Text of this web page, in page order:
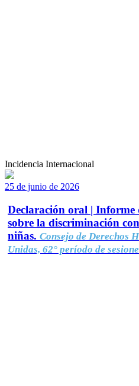
Incidencia Internacional
25 de junio de 2026
Declaración oral |
sobre la discriminación
niñas. Consejo de Derechos
Unidas, 62° período de